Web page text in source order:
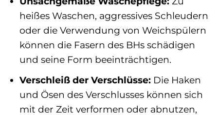
heißes Waschen, aggressives Schleudern
oder die Verwendung von Weichspülern
können die Fasern des BHs schädigen
und seine Form beeinträchtigen.
Verschleiß der Verschlüsse:Die Haken
und Ösen des Verschlusses können sich
mit der Zeit verformen oder abnutzen,